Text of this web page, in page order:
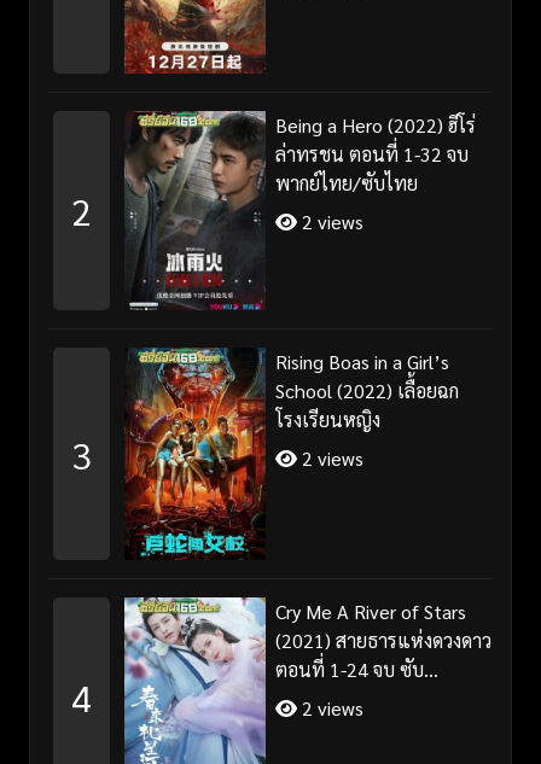
2
Being a Hero (2022) ฮีโร่
ล่าทรชน ตอนที่ 1-32 จบ
พากย์ไทย/ซับไทย
2 views
3
Rising Boas in a Girl’s
School (2022) เลื้อยฉก
โรงเรียนหญิง
2 views
4
Cry Me A River of Stars
(2021) สายธารแห่งดวงดาว
ตอนที่ 1-24 จบ ซับ
ไทย+พากย์ไทย
2 views